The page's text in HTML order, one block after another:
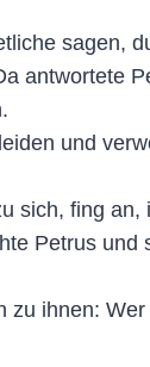
sagen,
antwortete
und
sich, fing an,
Petrus
ihnen: